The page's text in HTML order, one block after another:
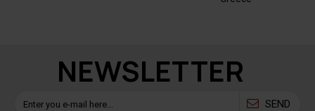
NEWSLETTER
SEND